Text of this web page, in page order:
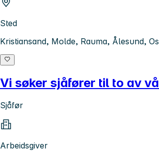
Sted
Kristiansand, Molde, Rauma, Ålesund,
Vi søker sjåfører til to av
Sjåfør
Arbeidsgiver